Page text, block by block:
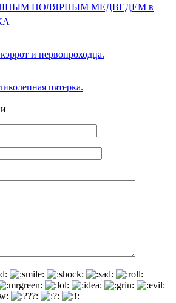
ПОЛЯРНЫМ МЕДВЕДЕМ в
и первопроходца.
пятерка.